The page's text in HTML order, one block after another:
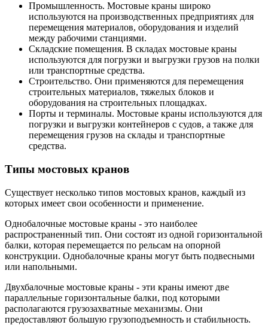
Промышленность. Мостовые краны широко
используются на производственных предприятиях для
перемещения материалов, оборудования и изделий
между рабочими станциями.
Складские помещения. В складах мостовые краны
используются для погрузки и выгрузки грузов на полки
или транспортные средства.
Строительство. Они применяются для перемещения
строительных материалов, тяжелых блоков и
оборудования на строительных площадках.
Порты и терминалы. Мостовые краны используются для
погрузки и выгрузки контейнеров с судов, а также для
перемещения грузов на склады и транспортные
средства.
Типы мостовых кранов
Существует несколько типов мостовых кранов, каждый из
которых имеет свои особенности и применение.
Однобалочные мостовые краны - это наиболее
распространенный тип. Они состоят из одной горизонтальной
балки, которая перемещается по рельсам на опорной
конструкции. Однобалочные краны могут быть подвесными
или напольными.
Двухбалочные мостовые краны - эти краны имеют две
параллельные горизонтальные балки, под которыми
располагаются грузозахватные механизмы. Они
предоставляют большую грузоподъемность и стабильность.